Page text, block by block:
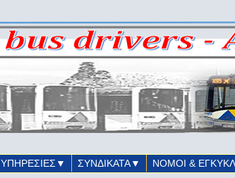
ΥΠΗΡΕΣΙΕΣ▼ ΣΥΝΔΙΚΑΤΑ▼ ΝΟΜΟΙ &